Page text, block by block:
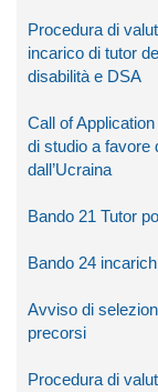
Procedura di
incarico di tutor
disabilità e DSA
Call of
di studio a favore
dall’Ucraina
Bando 21 Tutor
Bando 24
Avviso di
precorsi
Procedura di